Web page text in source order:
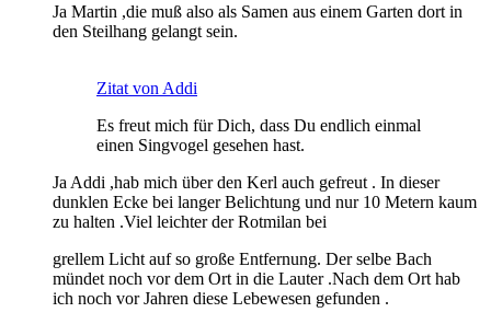
Ja Martin ,die muß also als Samen aus einem Garten dort in
den Steilhang gelangt sein.
Zitat von Addi
Es freut mich für Dich, dass Du endlich einmal
einen Singvogel gesehen hast.
Ja Addi ,hab mich über den Kerl auch gefreut . In dieser
dunklen Ecke bei langer Belichtung und nur 10 Metern kaum
zu halten .Viel leichter der Rotmilan bei
grellem Licht auf so große Entfernung. Der selbe Bach
mündet noch vor dem Ort in die Lauter .Nach dem Ort hab
ich noch vor Jahren diese Lebewesen gefunden .